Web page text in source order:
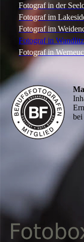
Fotograf in der
Fotograf im
Fotograf im
Fotograf in Wandlitz
Fotograf in